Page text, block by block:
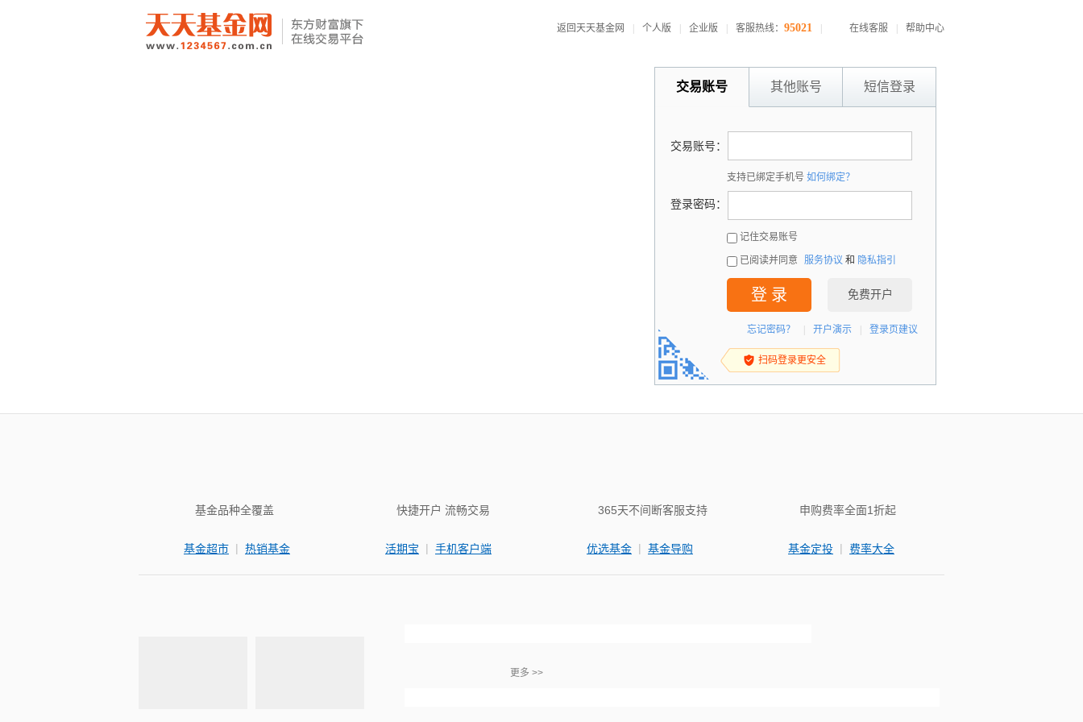
返回天天基金网 个人版 企业版 客服热线： 95021 在线客服 帮助中心
交易账号 其他账号 短信登录
交易账号：
支持已绑定手机号 如何绑定？
登录密码：
记住交易账号
已阅读并同意 服务协议 和 隐私指引
登 录 免费开户
忘记密码？ 开户演示 登录页建议
扫码登录更安全
基金品种全覆盖
基金超市 | 热销基金
快捷开户 流畅交易
活期宝 | 手机客户端
365天不间断客服支持
优选基金 | 基金导购
申购费率全面1折起
基金定投 | 费率大全
更多 >>